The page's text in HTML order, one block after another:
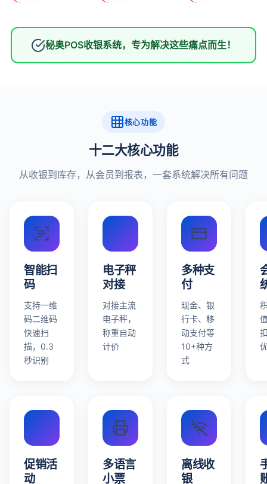
秘奥POS收银系统，专为解决这些痛点而生！
核心功能
十二大核心功能
从收银到库存，从会员到报表，一套系统解决所有问题
智能扫
码
支持一维
码二维码
快速扫
描，0.3
秒识别
电子秤
对接
对接主流
电子秤，
称重自动
计价
多种支
付
现金、银
行卡、移
动支付等
10+种方
式
促销活
动
多语言
小票
离线收
银